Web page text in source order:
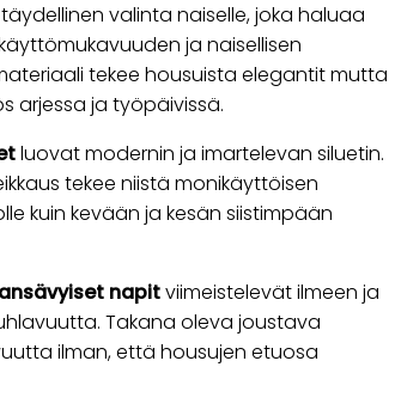
valinta naiselle, joka haluaa
ja naisellisen
tekee housuista elegantit mutta
arjessa ja työpäivissä.
luovat modernin ja imartelevan siluetin.
tekee niistä monikäyttöisen
kuin kevään ja kesän siistimpään
napitviimeistelevät ilmeen ja
Takana oleva joustava
ilman, että housujen etuosa